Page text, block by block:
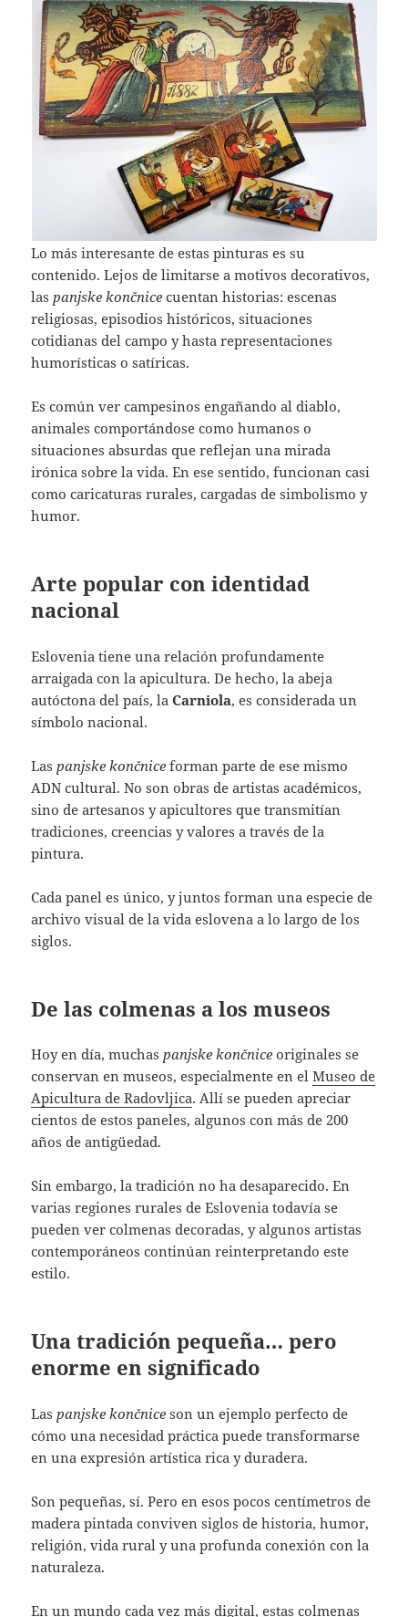
Lo más interesante de estas pinturas es su
contenido. Lejos de limitarse a motivos decorativos,
las panjske končnice cuentan historias: escenas
religiosas, episodios históricos, situaciones
cotidianas del campo y hasta representaciones
humorísticas o satíricas.
Es común ver campesinos engañando al diablo,
animales comportándose como humanos o
situaciones absurdas que reflejan una mirada
irónica sobre la vida. En ese sentido, funcionan casi
como caricaturas rurales, cargadas de simbolismo y
humor.
Arte popular con identidad
nacional
Eslovenia tiene una relación profundamente
arraigada con la apicultura. De hecho, la abeja
autóctona del país, laCarniola, es considerada un
símbolo nacional.
Las panjske končnice forman parte de ese mismo
ADN cultural. No son obras de artistas académicos,
sino de artesanos y apicultores que transmitían
tradiciones, creencias y valores a través de la
pintura.
Cada panel es único, y juntos forman una especie de
archivo visual de la vida eslovena a lo largo de los
siglos.
De las colmenas a los museos
Hoy en día, muchaspanjske končnice originales se
conservan en museos, especialmente en elMuseo de
Apicultura de Radovljica. Allí se pueden apreciar
cientos de estos paneles, algunos con más de 200
años de antigüedad.
Sin embargo, la tradición no ha desaparecido. En
varias regiones rurales de Eslovenia todavía se
pueden ver colmenas decoradas, y algunos artistas
contemporáneos continúan reinterpretando este
estilo.
Una tradición pequeña… pero
enorme en significado
Laspanjske končnice son un ejemplo perfecto de
cómo una necesidad práctica puede transformarse
en una expresión artística rica y duradera.
Son pequeñas, sí. Pero en esos pocos centímetros de
madera pintada conviven siglos de historia, humor,
religión, vida rural y una profunda conexión con la
naturaleza.
En un mundo cada vez más digital, estas colmenas